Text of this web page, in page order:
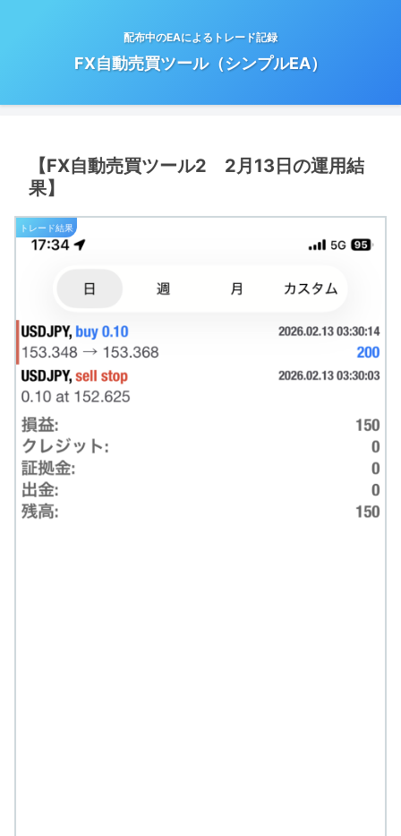
配布中のEAによるトレード記録
FX自動売買ツール（シンプルEA）
【FX自動売買ツール2 2月13日の運用結
果】
トレード結果